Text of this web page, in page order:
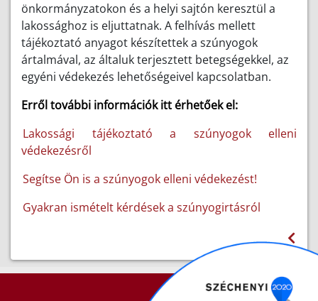
önkormányzatokon és a helyi sajtón keresztül a
lakossághoz is eljuttatnak. A felhívás mellett
tájékoztató anyagot készítettek a szúnyogok
ártalmával, az általuk terjesztett betegségekkel, az
egyéni védekezés lehetőségeivel kapcsolatban.
Erről további információk itt érhetőek el:
Lakossági tájékoztató a szúnyogok elleni
védekezésről
Segítse Ön is a szúnyogok elleni védekezést!
Gyakran ismételt kérdések a szúnyogirtásról